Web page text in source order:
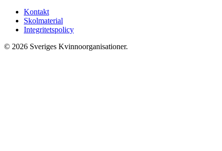
Kontakt
Skolmaterial
Integritetspolicy
© 2026 Sveriges Kvinnoorganisationer.